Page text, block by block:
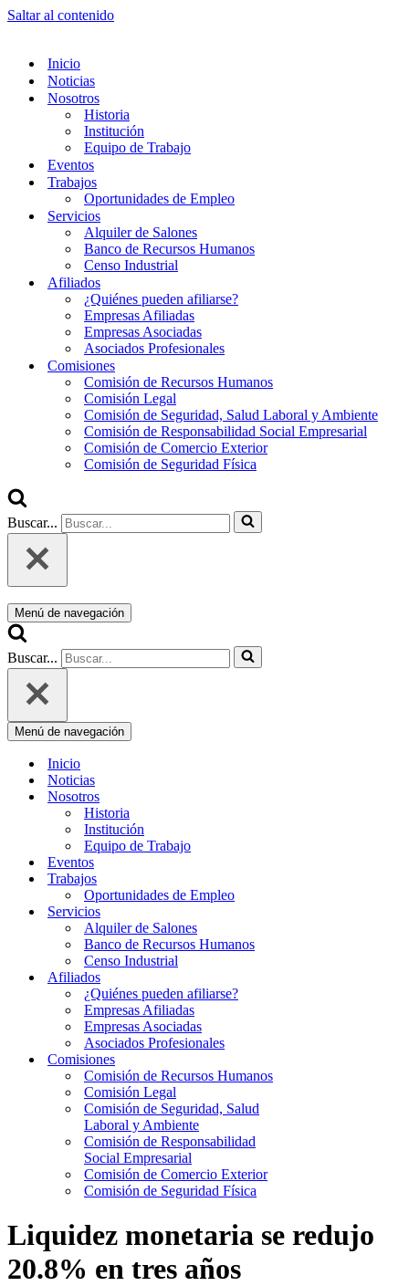
Saltar al contenido
Inicio
Noticias
Nosotros
Historia
Institución
Equipo de Trabajo
Eventos
Trabajos
Oportunidades de Empleo
Servicios
Alquiler de Salones
Banco de Recursos Humanos
Censo Industrial
Afiliados
¿Quiénes pueden afiliarse?
Empresas Afiliadas
Empresas Asociadas
Asociados Profesionales
Comisiones
Comisión de Recursos Humanos
Comisión Legal
Comisión de Seguridad, Salud Laboral y Ambiente
Comisión de Responsabilidad Social Empresarial
Comisión de Comercio Exterior
Comisión de Seguridad Física
Buscar...
Menú de navegación
Buscar...
Menú de navegación
Inicio
Noticias
Nosotros
Historia
Institución
Equipo de Trabajo
Eventos
Trabajos
Oportunidades de Empleo
Servicios
Alquiler de Salones
Banco de Recursos Humanos
Censo Industrial
Afiliados
¿Quiénes pueden afiliarse?
Empresas Afiliadas
Empresas Asociadas
Asociados Profesionales
Comisiones
Comisión de Recursos Humanos
Comisión Legal
Comisión de Seguridad, Salud
Laboral y Ambiente
Comisión de Responsabilidad
Social Empresarial
Comisión de Comercio Exterior
Comisión de Seguridad Física
Liquidez monetaria se redujo
20.8% en tres años